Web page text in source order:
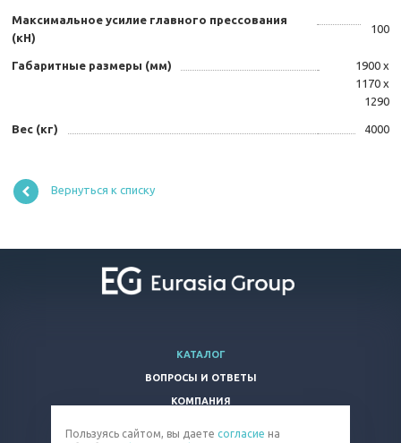
Максимальное усилие главного прессования
(кН)
100
Габаритные размеры (мм)
1900 х
1170 х
1290
Вес (кг) 4000
Вернуться к списку
КАТАЛОГ
ВОПРОСЫ И ОТВЕТЫ
КОМПАНИЯ
Пользуясь сайтом, вы даете согласие на